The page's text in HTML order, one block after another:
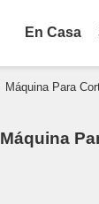
En Casa
Máquina Para
Máquina